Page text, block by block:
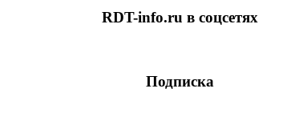
RDT-info.ru в соцсетях
Подписка